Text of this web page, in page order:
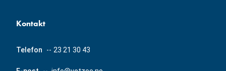
Kontakt
Telefon -- 23 21 30 43